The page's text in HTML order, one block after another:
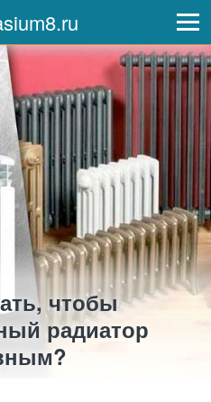
чтобы
радиатор